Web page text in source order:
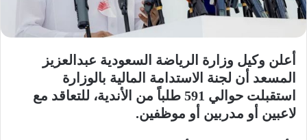
أعلن وكيل وزارة الرياضة السعودية عبدالعزيز
المسعد أن لجنة الاستدامة المالية بالوزارة
استقبلت حوالي 591 طلباً من الأندية، للتعاقد مع
لاعبين أو مدربين أو موظفين.